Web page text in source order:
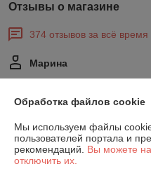
Отзывы о магазине
374 отзывов за всё время
Марина
Отлично
Обработка файлов cookie
Мы используем файлы
пользователей портала и
рекомендаций. Вы можете
отключить их.